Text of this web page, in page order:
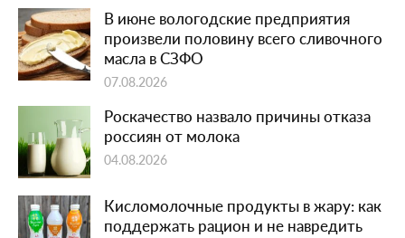
В июне вологодские предприятия
произвели половину всего сливочного
масла в СЗФО
07.08.2026
Роскачество назвало причины отказа
россиян от молока
04.08.2026
Кисломолочные продукты в жару: как
поддержать рацион и не навредить